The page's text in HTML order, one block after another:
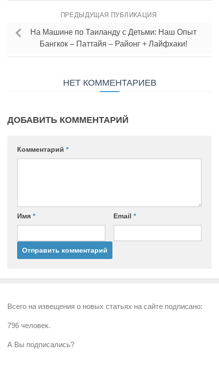
ПРЕДЫДУЩАЯ ПУБЛИКАЦИЯ
На Машине по Таиланду с Детьми: Наш Опыт
Бангкок – Паттайя – Районг + Лайфхаки!
НЕТ КОММЕНТАРИЕВ
ДОБАВИТЬ КОММЕНТАРИЙ
Комментарий *
Имя * Email *
Всего на извещения о новых статьях на сайте подписано:
796 человек.
А Вы подписались?